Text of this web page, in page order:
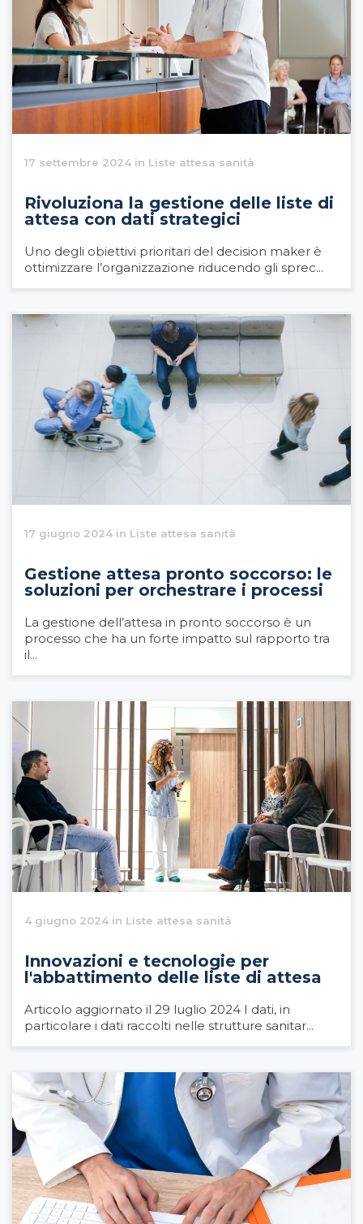
17 settembre 2024 in Liste attesa sanità
Rivoluziona la gestione delle liste di
attesa con dati strategici
Uno degli obiettivi prioritari del decision maker è
ottimizzare l’organizzazione riducendo gli sprec...
17 giugno 2024 in Liste attesa sanità
Gestione attesa pronto soccorso: le
soluzioni per orchestrare i processi
La gestione dell’attesa in pronto soccorso è un
processo che ha un forte impatto sul rapporto tra
il...
4 giugno 2024 in Liste attesa sanità
Innovazioni e tecnologie per
l'abbattimento delle liste di attesa
Articolo aggiornato il 29 luglio 2024 I dati, in
particolare i dati raccolti nelle strutture sanitar...